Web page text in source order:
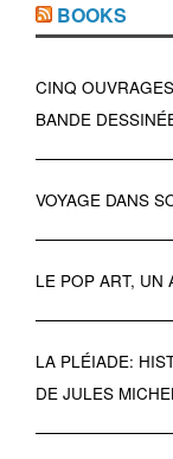
BOOKS
CINQ
BANDE
VOYAGE DANS
LE POP ART, UN
LA PLÉIADE:
DE JULES